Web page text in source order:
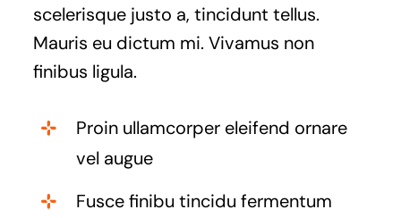
scelerisque justo a, tincidunt tellus.
Mauris eu dictum mi. Vivamus non
finibus ligula.
Proin ullamcorper eleifend ornare
vel augue
Fusce finibu tincidu fermentum